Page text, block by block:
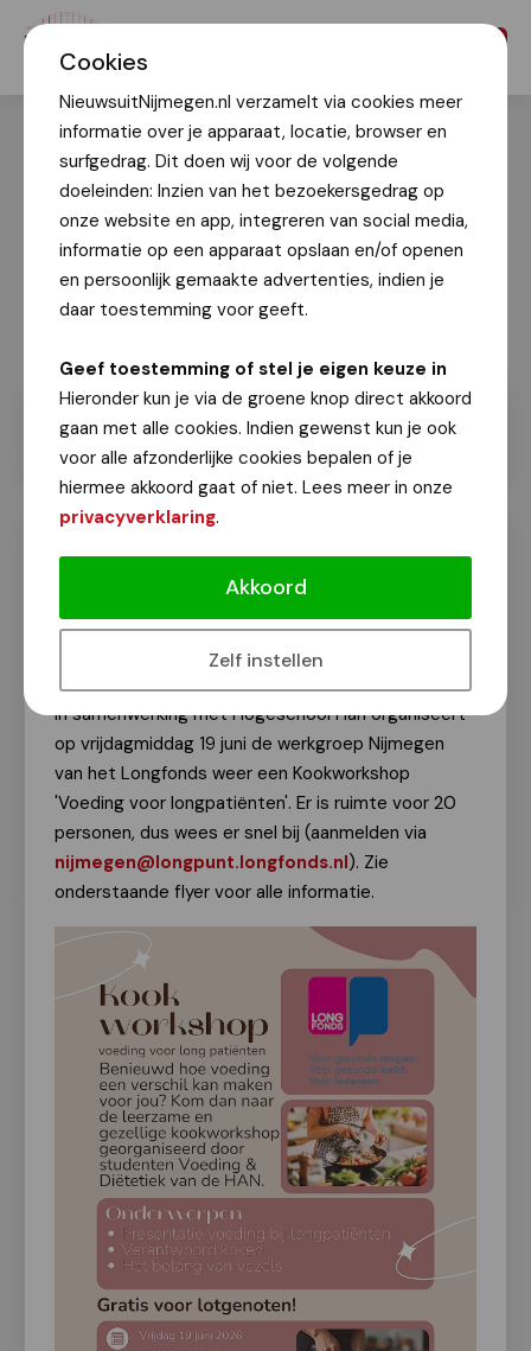
Cookies
NieuwsuitNijmegen.nl verzamelt via cookies meer
informatie over je apparaat, locatie, browser en
surfgedrag. Dit doen wij voor de volgende
doeleinden: Inzien van het bezoekersgedrag op
onze website en app, integreren van social media,
informatie op een apparaat opslaan en/of openen
en persoonlijk gemaakte advertenties, indien je
daar toestemming voor geeft.
Geef toestemming of stel je eigen keuze in
Hieronder kun je via de groene knop direct akkoord
gaan met alle cookies. Indien gewenst kun je ook
voor alle afzonderlijke cookies bepalen of je
hiermee akkoord gaat of niet. Lees meer in onze
privacyverklaring.
Akkoord
Zelf instellen
Kookworkshop 'Voeding voor
longpatiënten' op 19 juni
Van onze redactie
In samenwerking met Hogeschool Han organiseert
op vrijdagmiddag 19 juni de werkgroep Nijmegen
van het Longfonds weer een Kookworkshop
'Voeding voor longpatiënten'. Er is ruimte voor 20
personen, dus wees er snel bij (aanmelden via
nijmegen@longpunt.longfonds.nl). Zie
onderstaande flyer voor alle informatie.